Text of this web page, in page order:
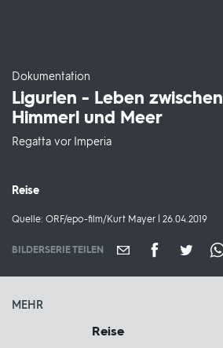
Dokumentation
Ligurien - Leben zwischen
Himmerl und Meer
Regatta vor Imperia
Sendungsbereich:
Reise
Quelle:
Quelle: ORF/epo-film/Kurt Mayer | 26.04.2019
BILDERSERIE TEILEN
MEHR
Reise